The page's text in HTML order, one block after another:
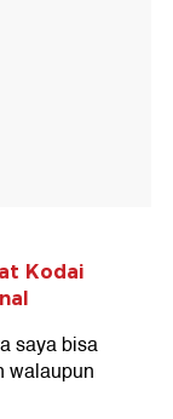
Kodai
saya bisa
walaupun